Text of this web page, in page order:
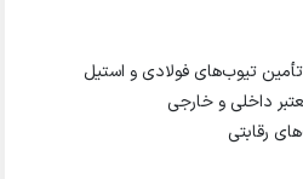
داخلی و خارجی
رقابتی